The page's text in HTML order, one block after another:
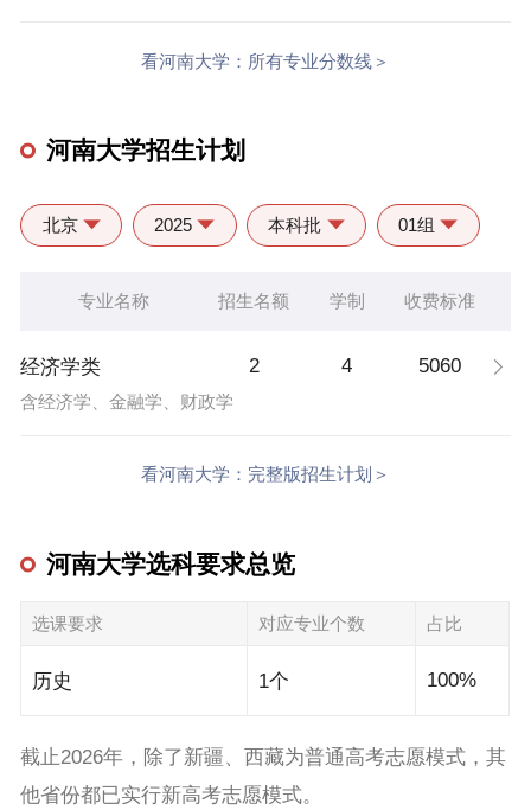
看河南大学：所有专业分数线＞
河南大学招生计划
北京 2025 本科批 01组
专业名称 招生名额 学制 收费标准
经济学类 2 4 5060
含经济学、金融学、财政学
看河南大学：完整版招生计划＞
河南大学选科要求总览
选课要求 对应专业个数 占比
历史 1个 100%
截止2026年，除了新疆、西藏为普通高考志愿模式，其
他省份都已实行新高考志愿模式。